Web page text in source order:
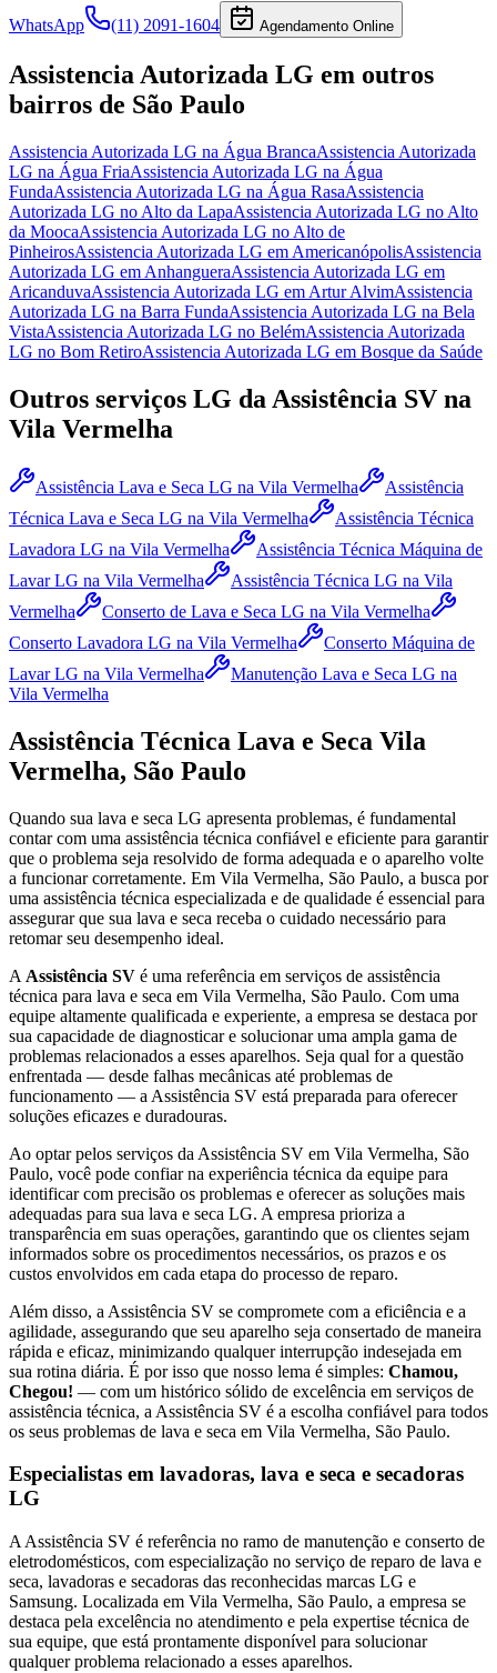
WhatsApp (11) 2091-1604 Agendamento Online
Assistencia Autorizada LG em outros
bairros de São Paulo
Assistencia Autorizada LG na Água BrancaAssistencia Autorizada
LG na Água FriaAssistencia Autorizada LG na Água
FundaAssistencia Autorizada LG na Água RasaAssistencia
Autorizada LG no Alto da LapaAssistencia Autorizada LG no Alto
da MoocaAssistencia Autorizada LG no Alto de
PinheirosAssistencia Autorizada LG em AmericanópolisAssistencia
Autorizada LG em AnhangueraAssistencia Autorizada LG em
AricanduvaAssistencia Autorizada LG em Artur AlvimAssistencia
Autorizada LG na Barra FundaAssistencia Autorizada LG na Bela
VistaAssistencia Autorizada LG no BelémAssistencia Autorizada
LG no Bom RetiroAssistencia Autorizada LG em Bosque da Saúde
Outros serviços LG da Assistência SV na
Vila Vermelha
Assistência Lava e Seca LG na Vila Vermelha
Assistência
Técnica Lava e Seca LG na Vila Vermelha
Assistência Técnica
Lavadora LG na Vila Vermelha
Assistência Técnica Máquina de
Lavar LG na Vila Vermelha Assistência Técnica LG na Vila
Vermelha
Conserto de Lava e Seca LG na Vila Vermelha
Conserto Lavadora LG na Vila Vermelha
Conserto Máquina de
Lavar LG na Vila Vermelha Manutenção Lava e Seca LG na
Vila Vermelha
Assistência Técnica Lava e Seca Vila
Vermelha, São Paulo
Quando sua lava e seca LG apresenta problemas, é fundamental
contar com uma assistência técnica confiável e eficiente para garantir
que o problema seja resolvido de forma adequada e o aparelho volte
a funcionar corretamente. Em Vila Vermelha, São Paulo, a busca por
uma assistência técnica especializada e de qualidade é essencial para
assegurar que sua lava e seca receba o cuidado necessário para
retomar seu desempenho ideal.
A Assistência SV é uma referência em serviços de assistência
técnica para lava e seca em Vila Vermelha, São Paulo. Com uma
equipe altamente qualificada e experiente, a empresa se destaca por
sua capacidade de diagnosticar e solucionar uma ampla gama de
problemas relacionados a esses aparelhos. Seja qual for a questão
enfrentada — desde falhas mecânicas até problemas de
funcionamento — a Assistência SV está preparada para oferecer
soluções eficazes e duradouras.
Ao optar pelos serviços da Assistência SV em Vila Vermelha, São
Paulo, você pode confiar na experiência técnica da equipe para
identificar com precisão os problemas e oferecer as soluções mais
adequadas para sua lava e seca LG. A empresa prioriza a
transparência em suas operações, garantindo que os clientes sejam
informados sobre os procedimentos necessários, os prazos e os
custos envolvidos em cada etapa do processo de reparo.
Além disso, a Assistência SV se compromete com a eficiência e a
agilidade, assegurando que seu aparelho seja consertado de maneira
rápida e eficaz, minimizando qualquer interrupção indesejada em
sua rotina diária. É por isso que nosso lema é simples: Chamou,
Chegou! — com um histórico sólido de excelência em serviços de
assistência técnica, a Assistência SV é a escolha confiável para todos
os seus problemas de lava e seca em Vila Vermelha, São Paulo.
Especialistas em lavadoras, lava e seca e secadoras
LG
A Assistência SV é referência no ramo de manutenção e conserto de
eletrodomésticos, com especialização no serviço de reparo de lava e
seca, lavadoras e secadoras das reconhecidas marcas LG e
Samsung. Localizada em Vila Vermelha, São Paulo, a empresa se
destaca pela excelência no atendimento e pela expertise técnica de
sua equipe, que está prontamente disponível para solucionar
qualquer problema relacionado a esses aparelhos.